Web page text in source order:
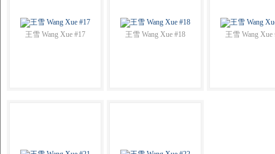
王雪 Wang Xue #17 王雪 Wang Xue #18 王雪 Wang Xue